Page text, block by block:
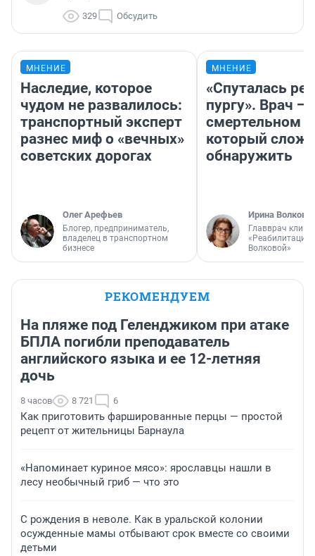
329 Обсудить
МНЕНИЕ
Наследие, которое
чудом не развалилось:
транспортный эксперт
разнес миф о «вечных»
советских дорогах
Олег Арефьев
Блогер, предприниматель,
владелец в транспортном
бизнесе
МНЕНИЕ
«Спуталась
пургу». Врач —
смертельном
который
обнаружить
Ирина Волкова
Главврач
«Реабилитация
Волковой»
РЕКОМЕНДУЕМ
На пляже под Геленджиком при атаке
БПЛА погибли преподаватель
английского языка и ее 12-летняя
дочь
8 часов 8 721 6
Как приготовить фаршированные перцы — простой
рецепт от жительницы Барнаула
«Напоминает куриное мясо»: ярославцы нашли в
лесу необычный гриб — что это
С рождения в неволе. Как в уральской колонии
осужденные мамы отбывают срок вместе со своими
детьми